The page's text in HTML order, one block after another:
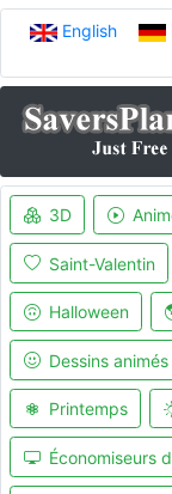
English
3D
Saint-Valentin
Halloween
Dessins animés
Printemps
Économiseurs